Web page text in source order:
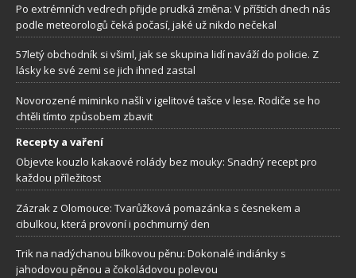
Po extrémních vedrech přijde prudká změna: V příštích dnech nás
podle meteorologů čeká počasí, jaké už nikdo nečekal
57letý obchodník si všiml, jak se skupina lidí naváží do policie. Z
lásky ke své zemi se jich ihned zastal
Novorozené miminko našli v igelitové tašce v lese. Rodiče se ho
chtěli tímto způsobem zbavit
Recepty a vaření
Objevte kouzlo kakaové rolády bez mouky: Snadný recept pro
každou příležitost
Zázrak z Olomouce: Tvarůžková pomazánka s česnekem a
cibulkou, která provoní i pochmurný den
Trik na nadýchanou bílkovou pěnu: Dokonalé indiánky s
jahodovou pěnou a čokoládovou polevou